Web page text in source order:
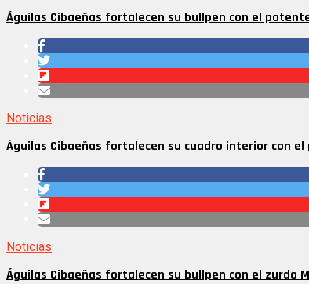
Águilas Cibaeñas fortalecen su bullpen con el
Noticias
Águilas Cibaeñas fortalecen su cuadro interior con
Noticias
Águilas Cibaeñas fortalecen su bullpen con el zurdo